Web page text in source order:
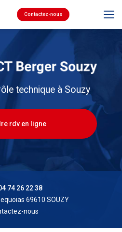
Contactez-nous
technique à Souzy
rdv en ligne
74 26 22 38
69610 SOUZY
nous